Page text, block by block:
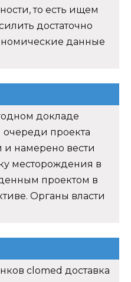
то есть ищем
достаточно
данные
докладе
проекта
и намерено вести
месторождения в
проектом в
Органы власти
clomed доставка